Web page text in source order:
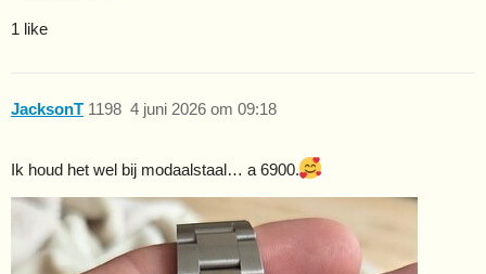
1 like
JacksonT 4 juni 2026 om 09:18
1198
Ik houd het wel bij modaalstaal… a 6900.